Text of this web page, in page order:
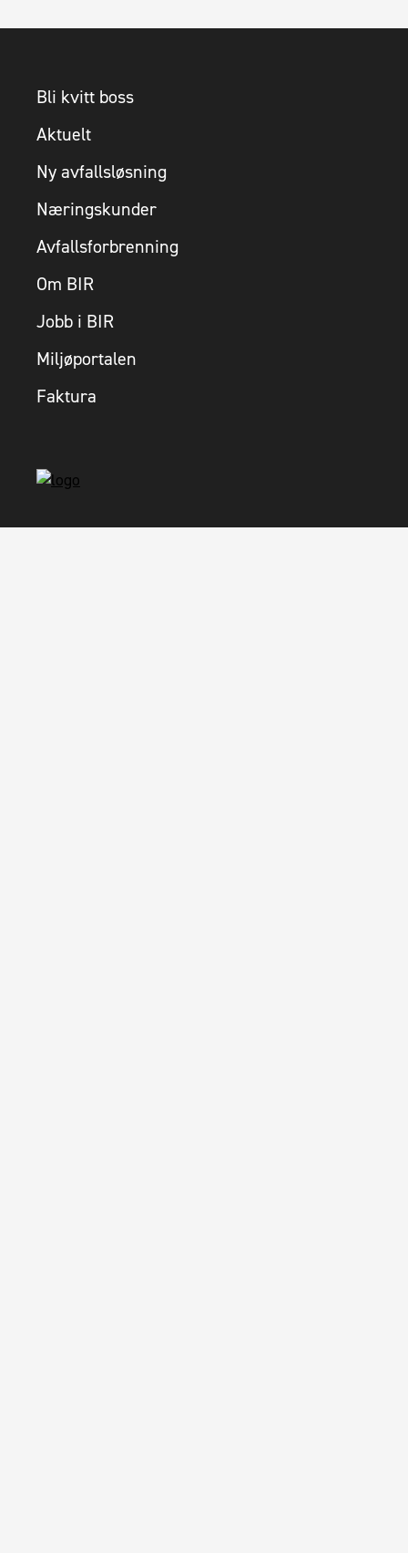
Bli kvitt boss
Aktuelt
Ny avfallsløsning
Næringskunder
Avfallsforbrenning
Om BIR
Jobb i BIR
Miljøportalen
Faktura